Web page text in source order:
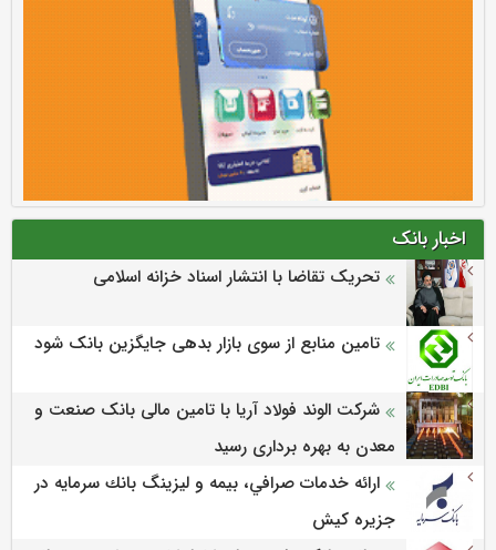
اخبار بانک
تحریک تقاضا با انتشار اسناد خزانه اسلامی
تامین منابع از سوی بازار بدهی جایگزین بانک شود
شرکت الوند فولاد آریا با تامین مالی بانک صنعت و
معدن به بهره برداری رسید
ارائه خدمات صرافي، بيمه و ليزينگ بانك سرمايه در
جزيره كيش